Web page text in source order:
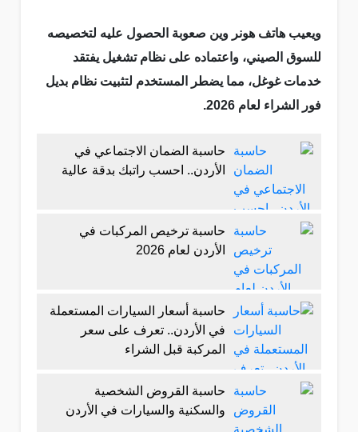
ويعيب هاتف هونر وين صعوبة الحصول عليه لتخصيصه
للسوق الصيني، واعتماده على نظام تشغيل يفتقد
خدمات غوغل، مما يضطر المستخدم لتثبيت نظام بديل
فور الشراء لعام 2026.
حاسبة الضمان الاجتماعي في
الأردن.. احسب راتبك بدقة عالية
حاسبة ترخيص المركبات في
الأردن لعام 2026
حاسبة أسعار السيارات المستعملة
في الأردن.. تعرف على سعر
المركبة قبل الشراء
حاسبة القروض الشخصية
والسكنية والسيارات في الأردن